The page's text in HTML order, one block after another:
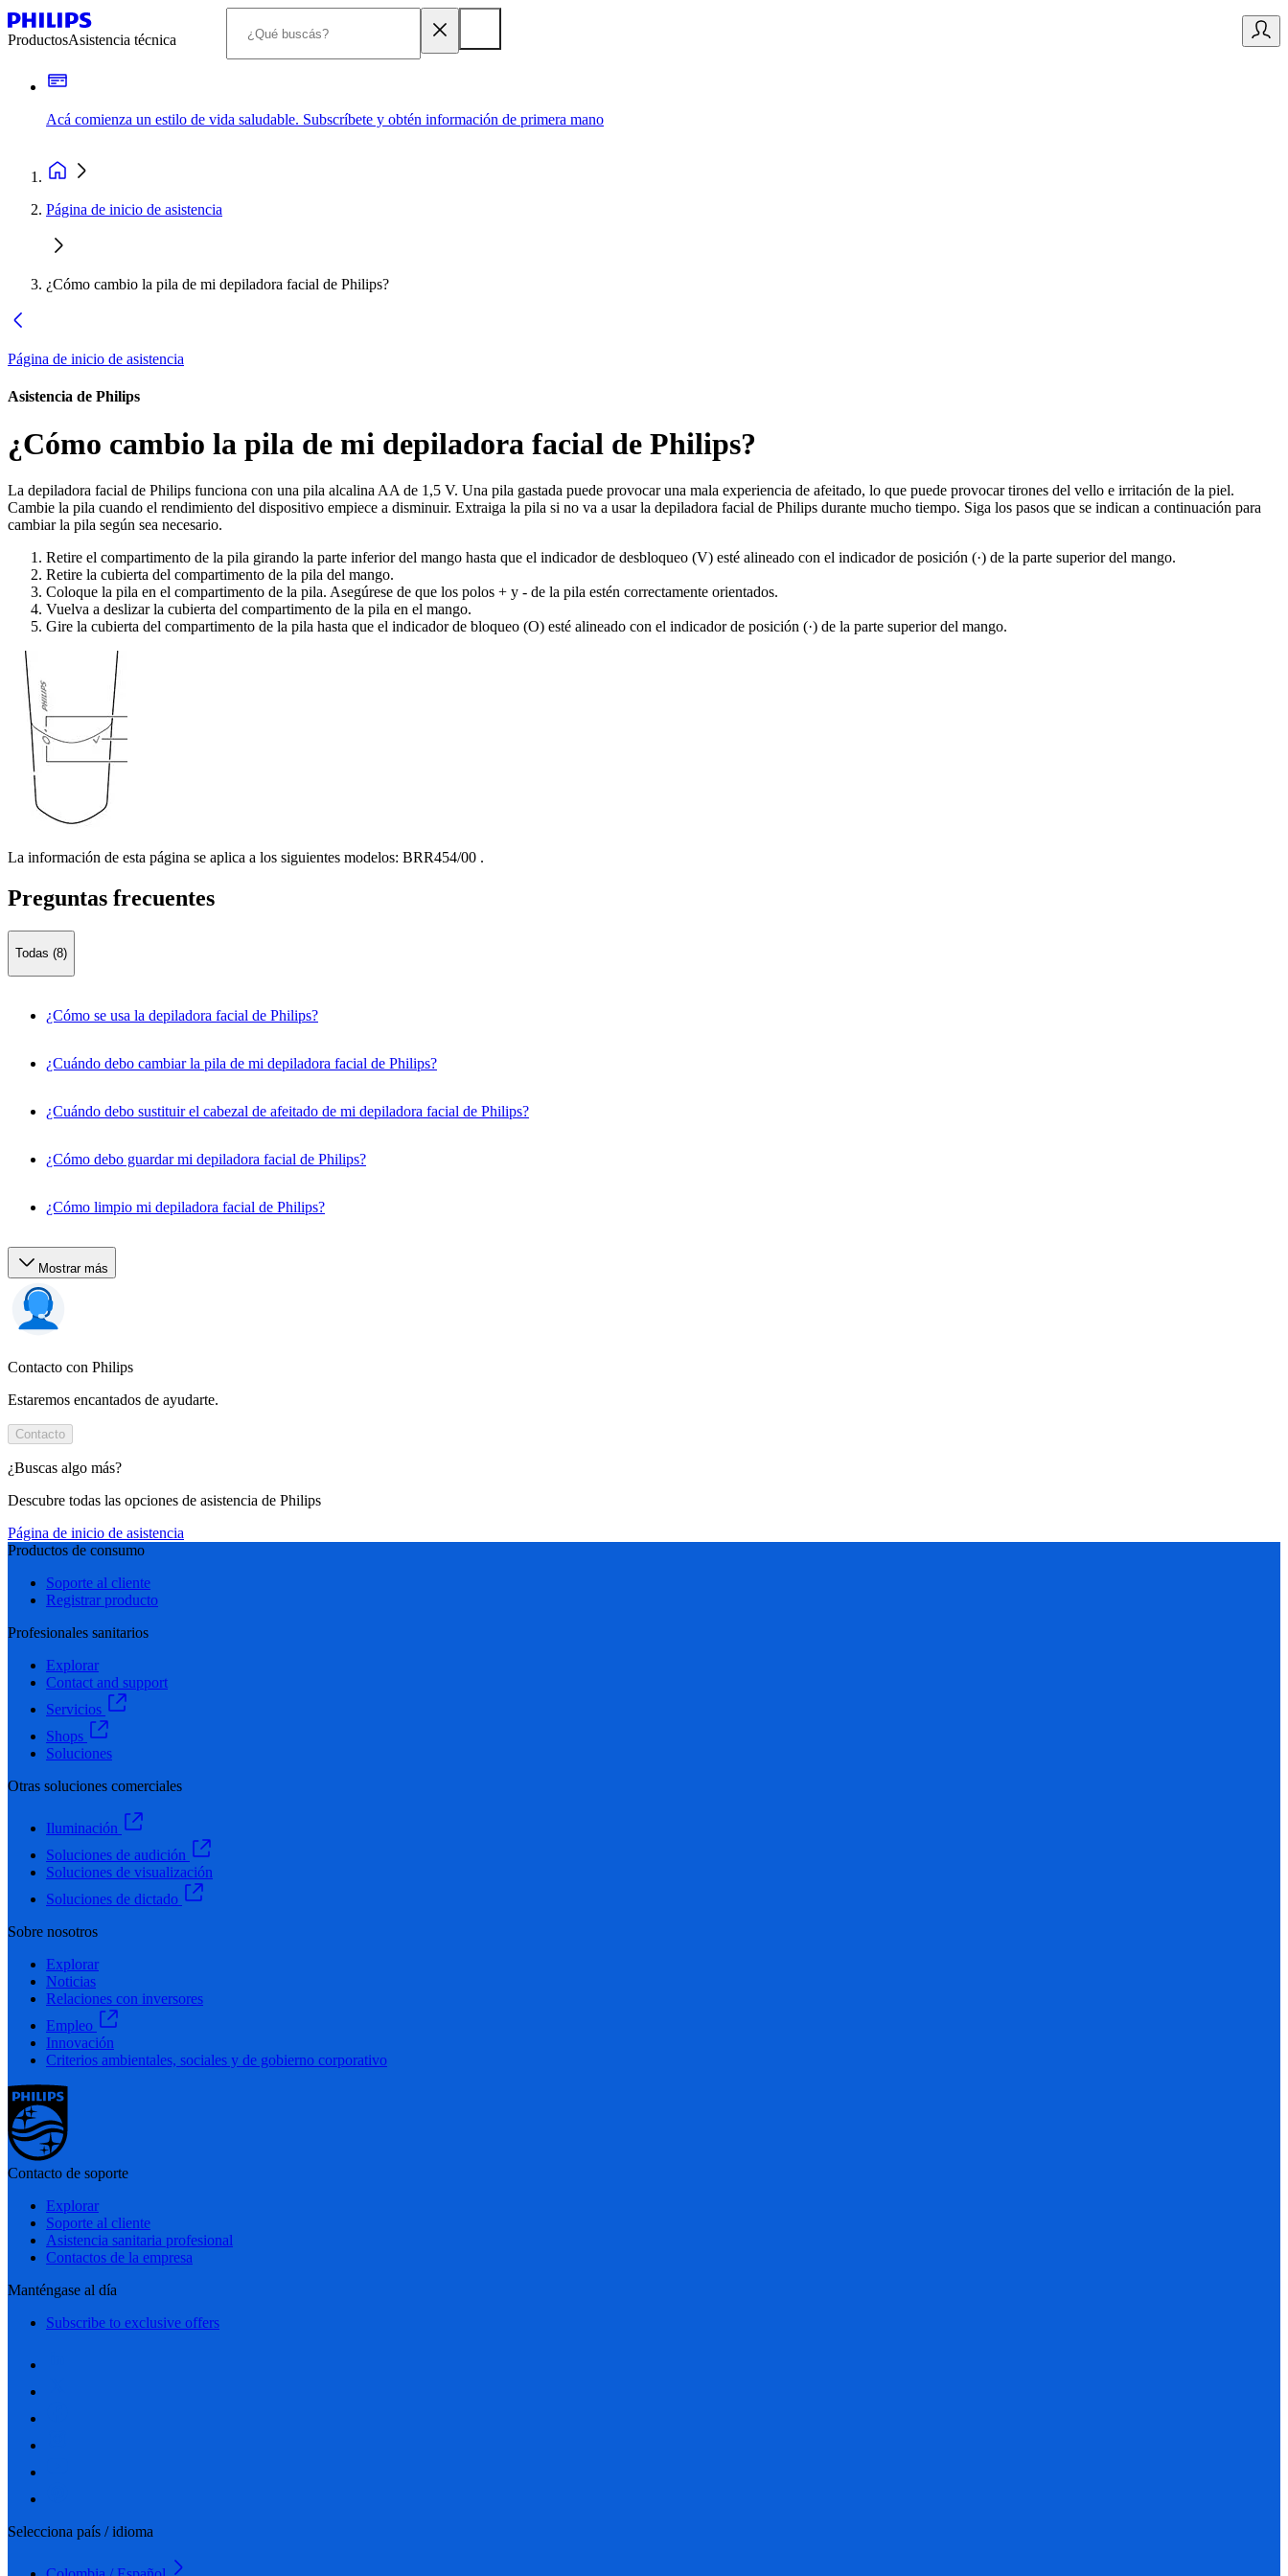
ProductosAsistencia técnica
Acá comienza un estilo de vida saludable. Subscríbete y obtén información de primera mano
Página de inicio de asistencia
¿Cómo cambio la pila de mi depiladora facial de Philips?
Página de inicio de asistencia
Asistencia de Philips
¿Cómo cambio la pila de mi depiladora facial de Philips?
La depiladora facial de Philips funciona con una pila alcalina AA de 1,5 V. Una pila gastada puede provocar una mala experiencia de afeitado, lo que puede provocar tirones del vello e irritación de la piel.
Cambie la pila cuando el rendimiento del dispositivo empiece a disminuir. Extraiga la pila si no va a usar la depiladora facial de Philips durante mucho tiempo. Siga los pasos que se indican a continuación para
cambiar la pila según sea necesario.
Retire el compartimento de la pila girando la parte inferior del mango hasta que el indicador de desbloqueo (V) esté alineado con el indicador de posición (·) de la parte superior del mango.
Retire la cubierta del compartimento de la pila del mango.
Coloque la pila en el compartimento de la pila. Asegúrese de que los polos + y - de la pila estén correctamente orientados.
Vuelva a deslizar la cubierta del compartimento de la pila en el mango.
Gire la cubierta del compartimento de la pila hasta que el indicador de bloqueo (O) esté alineado con el indicador de posición (·) de la parte superior del mango.
La información de esta página se aplica a los siguientes modelos: BRR454/00 .
Preguntas frecuentes
Todas (8)
¿Cómo se usa la depiladora facial de Philips?
¿Cuándo debo cambiar la pila de mi depiladora facial de Philips?
¿Cuándo debo sustituir el cabezal de afeitado de mi depiladora facial de Philips?
¿Cómo debo guardar mi depiladora facial de Philips?
¿Cómo limpio mi depiladora facial de Philips?
Mostrar más
Contacto con Philips
Estaremos encantados de ayudarte.
Contacto
¿Buscas algo más?
Descubre todas las opciones de asistencia de Philips
Página de inicio de asistencia
Productos de consumo
Soporte al cliente
Registrar producto
Profesionales sanitarios
Explorar
Contact and support
Servicios
Shops
Soluciones
Otras soluciones comerciales
Iluminación
Soluciones de audición
Soluciones de visualización
Soluciones de dictado
Sobre nosotros
Explorar
Noticias
Relaciones con inversores
Empleo
Innovación
Criterios ambientales, sociales y de gobierno corporativo
Contacto de soporte
Explorar
Soporte al cliente
Asistencia sanitaria profesional
Contactos de la empresa
Manténgase al día
Subscribe to exclusive offers
Selecciona país / idioma